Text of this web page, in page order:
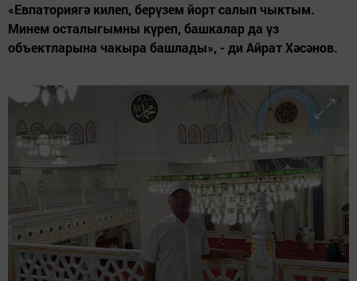
«Евпаториягә килеп, берүзем йорт салып чыктым.
Минем осталыгымны күреп, башкалар да үз
объектларына чакыра башлады», - ди Айрат Хәсәнов.